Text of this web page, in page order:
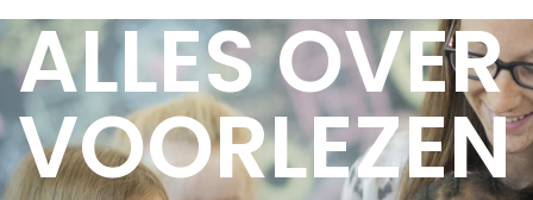
ALLES OVER
VOORLEZEN